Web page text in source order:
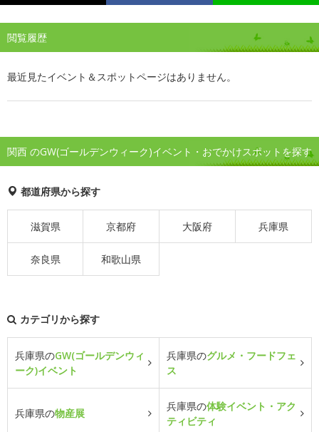
閲覧履歴
最近見たイベント＆スポットページはありません。
関西 のGW(ゴールデンウィーク)イベント・おでかけスポットを探す
都道府県から探す
滋賀県 京都府 大阪府 兵庫県
奈良県 和歌山県
カテゴリから探す
兵庫県のGW(ゴールデンウィ
ーク)イベント
兵庫県のグルメ・フードフェ
ス
兵庫県の物産展
兵庫県の体験イベント・アク
ティビティ